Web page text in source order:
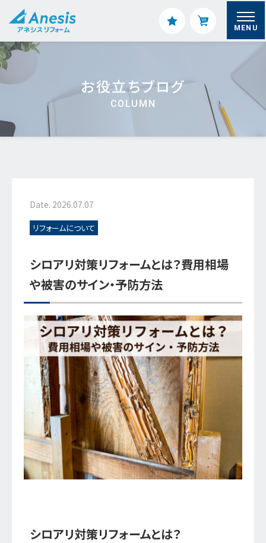
MENU
お役立ちブログ
COLUMN
リフォームについて
Date. 2026.07.07
シロアリ対策リフォームとは？費用相場
や被害のサイン・予防方法
シロアリ対策リフォームとは？